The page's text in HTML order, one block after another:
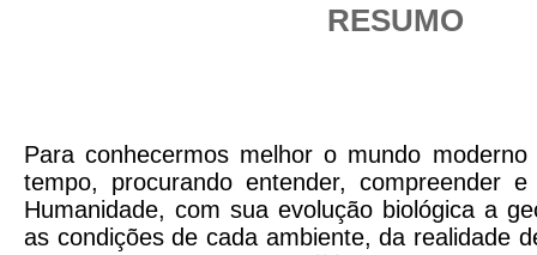
RESUMO
Para conhecermos melhor o mundo
tempo, procurando entender, compreender
Humanidade, com sua evolução biológica a
as condições de cada ambiente, da realidade